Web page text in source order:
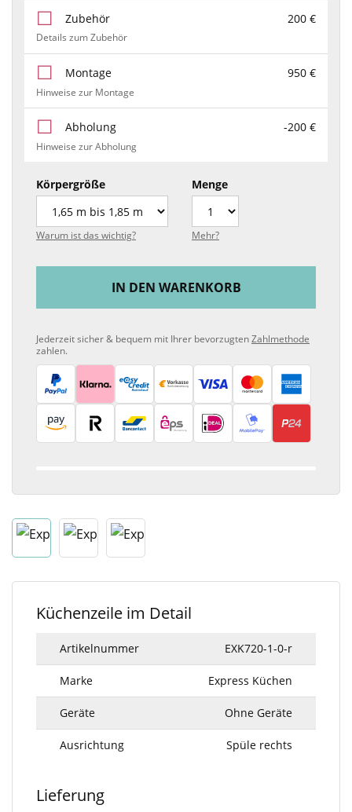
Zubehör 200 €
Details zum Zubehör
Montage 950 €
Hinweise zur Montage
Abholung -200 €
Hinweise zur Abholung
Körpergröße
Warum ist das wichtig?
Menge
Mehr?
IN DEN WARENKORB
Jederzeit sicher & bequem mit Ihrer bevorzugtenZahlmethode
zahlen.
Küchenzeile im Detail
Artikelnummer EXK720-1-0-r
Marke Express Küchen
Geräte Ohne Geräte
Ausrichtung Spüle rechts
Lieferung